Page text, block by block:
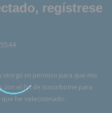
regístrese
otorgo mi permiso para que mis
con el fin de suscribirme para
he seleccionado.